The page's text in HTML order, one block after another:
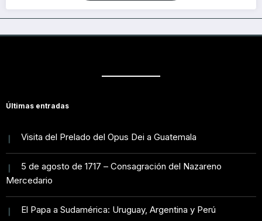
Últimas entradas
Visita del Prelado del Opus Dei a Guatemala
5 de agosto de 1717 – Consagración del Nazareno
Mercedario
El Papa a Sudamérica: Uruguay, Argentina y Perú